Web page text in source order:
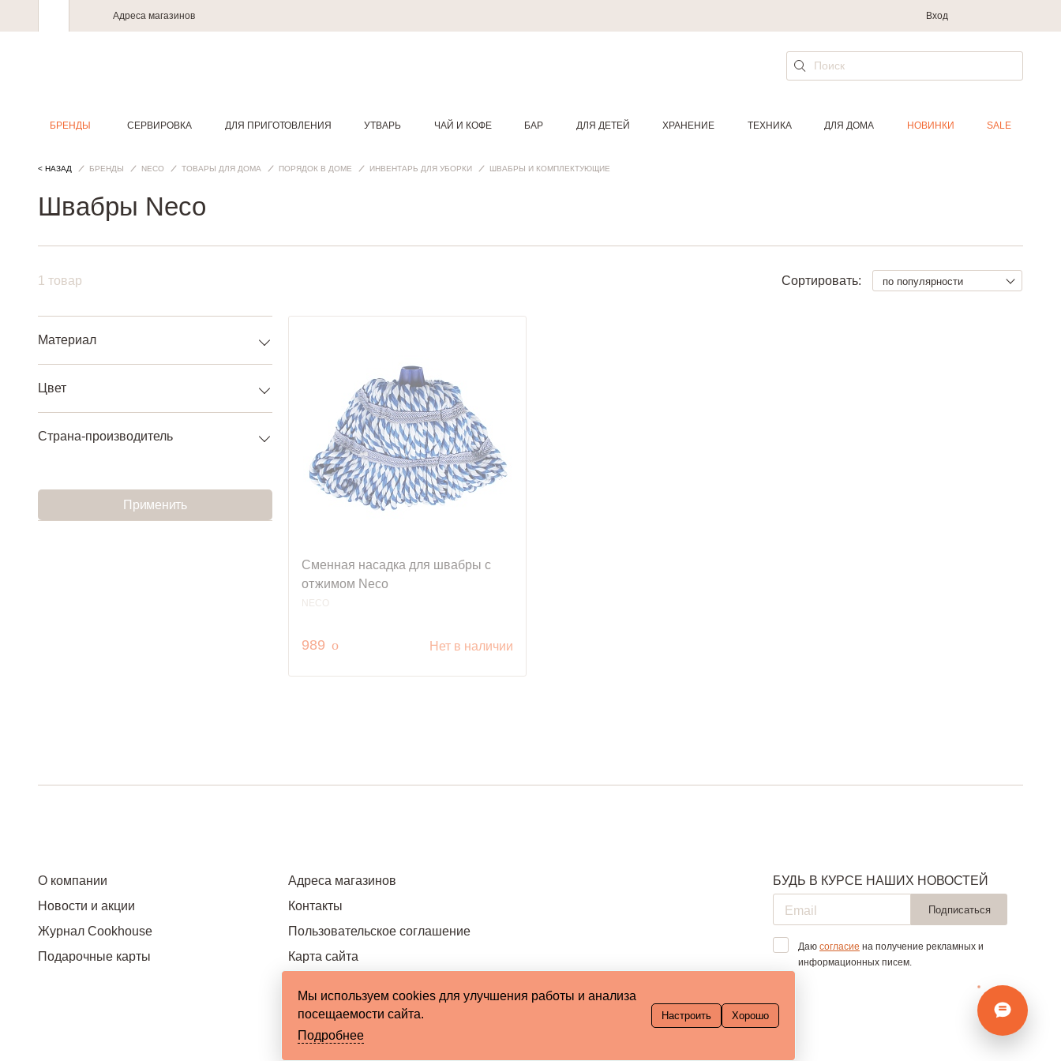
Адреса магазинов Вход
БРЕНДЫ СЕРВИРОВКА ДЛЯ ПРИГОТОВЛЕНИЯ УТВАРЬ ЧАЙ И КОФЕ БАР ДЛЯ ДЕТЕЙ ХРАНЕНИЕ ТЕХНИКА ДЛЯ ДОМА НОВИНКИ SALE
< НАЗАД БРЕНДЫ NECO ТОВАРЫ ДЛЯ ДОМА ПОРЯДОК В ДОМЕ ИНВЕНТАРЬ ДЛЯ УБОРКИ ШВАБРЫ И КОМПЛЕКТУЮЩИЕ
Швабры Neco
1 товар Сортировать: по популярности
Материал
Цвет
Страна-производитель
Применить
Сменная насадка для швабры с
отжимом Neco
NECO
989 руб.
o Нет в наличии
О компании
Новости и акции
Журнал Cookhouse
Подарочные карты
Адреса магазинов
Контакты
Пользовательское соглашение
Карта сайта
БУДЬ В КУРСЕ НАШИХ НОВОСТЕЙ
Подписаться
Даюсогласие на получение рекламных и
информационных писем.
Мы используем cookies для улучшения работы и анализа
посещаемости сайта.
Подробнее
Настроить Хорошо